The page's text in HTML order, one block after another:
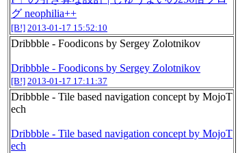
グ neophilia++
[B!] 2013-01-17 15:52:10
Dribbble - Foodicons by Sergey Zolotnikov
Dribbble - Foodicons by Sergey Zolotnikov
[B!] 2013-01-17 17:11:37
Dribbble - Tile based navigation concept by MojoT
ech
Dribbble - Tile based navigation concept by MojoT
ech